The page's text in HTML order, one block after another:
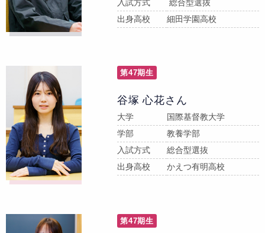
入試方式
総合型選抜
出身高校
細田学園高校
第47期生
谷塚 心花さん
大学
国際基督教大学
学部
教養学部
入試方式
総合型選抜
出身高校
かえつ有明高校
第47期生